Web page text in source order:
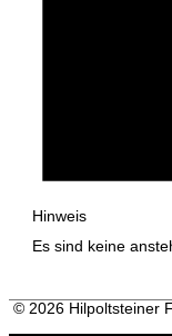
Hinweis
Es sind keine
© 2026 Hilpoltsteiner